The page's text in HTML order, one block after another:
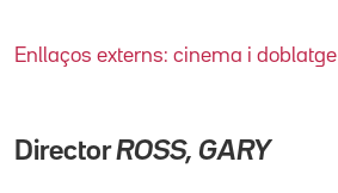
Enllaços externs: cinema i doblatge
DirectorROSS, GARY